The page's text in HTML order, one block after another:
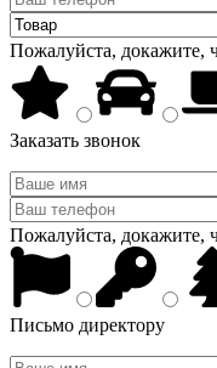
Пожалуйста, докажите,
Заказать звонок
Пожалуйста, докажите,
Письмо директору